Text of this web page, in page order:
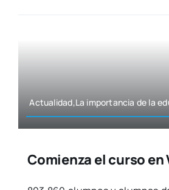
Actualidad,La impor­tan­cia de la
Comienza el curso en